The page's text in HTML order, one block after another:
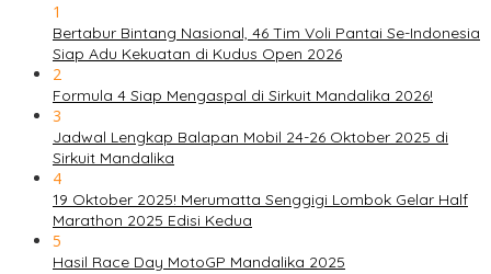
1
Bertabur Bintang Nasional, 46 Tim Voli Pantai Se-Indonesia
Siap Adu Kekuatan di Kudus Open 2026
2
Formula 4 Siap Mengaspal di Sirkuit Mandalika 2026!
3
Jadwal Lengkap Balapan Mobil 24-26 Oktober 2025 di
Sirkuit Mandalika
4
19 Oktober 2025! Merumatta Senggigi Lombok Gelar Half
Marathon 2025 Edisi Kedua
5
Hasil Race Day MotoGP Mandalika 2025